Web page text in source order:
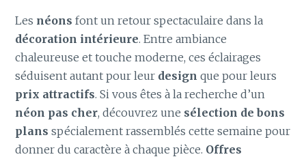
Les néons font un retour spectaculaire dans la
décoration intérieure. Entre ambiance
chaleureuse et touche moderne, ces éclairages
séduisent autant pour leur design que pour leurs
prix attractifs. Si vous êtes à la recherche d’un
néon pas cher, découvrez une sélection de bons
plans spécialement rassemblés cette semaine pour
donner du caractère à chaque pièce. Offres